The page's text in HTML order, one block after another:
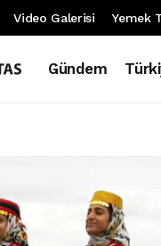
Video Galerisi Yemek
Gündem